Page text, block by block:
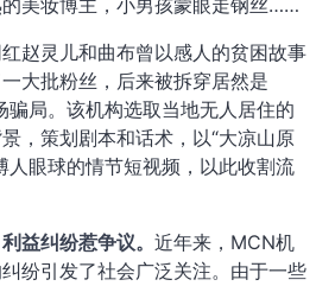
美妆博主，小男孩蒙眼走钢丝……
赵灵儿和曲布曾以感人的贫困故事
大批粉丝，后来被拆穿居然是
骗局。该机构选取当地无人居住的
，策划剧本和话术，以“大凉山原
人眼球的情节短视频，以此收割流
益纠纷惹争议。 近年来，MCN机
纷引发了社会广泛关注。由于一些